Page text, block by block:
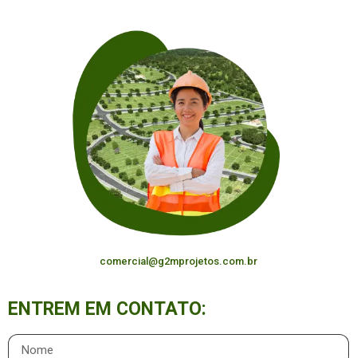
comercial@g2mprojetos.com.br
ENTREM EM CONTATO: